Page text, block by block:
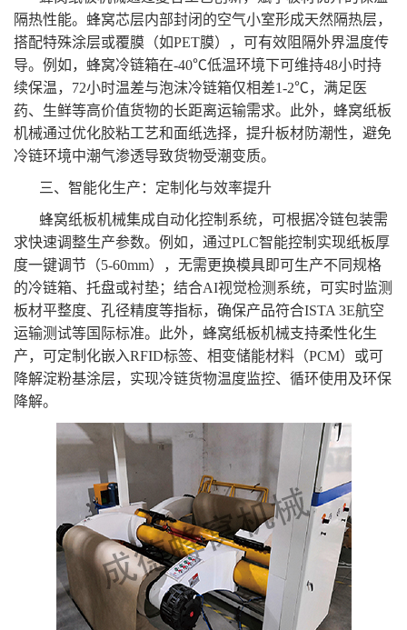
隔热性能。蜂窝芯层内部封闭的空气小室形成天然隔热层，
搭配特殊涂层或覆膜（如PET膜），可有效阻隔外界温度传
导。例如，蜂窝冷链箱在-40℃低温环境下可维持48小时持
续保温，72小时温差与泡沫冷链箱仅相差1-2℃，满足医
药、生鲜等高价值货物的长距离运输需求。此外，蜂窝纸板
机械通过优化胶粘工艺和面纸选择，提升板材防潮性，避免
冷链环境中潮气渗透导致货物受潮变质。
三、智能化生产：定制化与效率提升
蜂窝纸板机械集成自动化控制系统，可根据冷链包装需
求快速调整生产参数。例如，通过PLC智能控制实现纸板厚
度一键调节（5-60mm），无需更换模具即可生产不同规格
的冷链箱、托盘或衬垫；结合AI视觉检测系统，可实时监测
板材平整度、孔径精度等指标，确保产品符合ISTA 3E航空
运输测试等国际标准。此外，蜂窝纸板机械支持柔性化生
产，可定制化嵌入RFID标签、相变储能材料（PCM）或可
降解淀粉基涂层，实现冷链货物温度监控、循环使用及环保
降解。